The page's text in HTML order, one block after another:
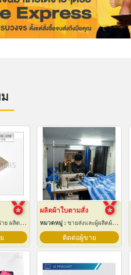
แท่ง ท่อ แผ่นและสาย
ผลิตผ้าใบตามสั่ง
หมวดหมู่ : ขายส่งและผู้ผลิตผ้าใบ
ติดต่อผู้ขาย